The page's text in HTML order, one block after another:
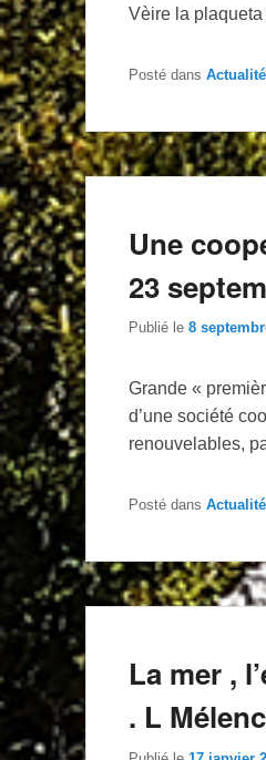
Vèire la
Posté dans
Une
23
Publié le 8
Grande «
d’une société
renouvelables,
Posté dans
La mer ,
. L